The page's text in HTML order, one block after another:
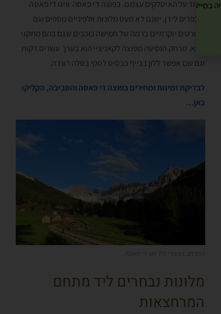
מאוד על האיטלקים עצמם. בפוצה די פאסה וויגו די פאסה
והכפרים לידן, ישנם לא מעט מלונות אלפיניים נוספים וגם
ריזורטים יוקרתיים ברמה של חמישה כוכבים שגם בהם מתקני
ספא. מרחק הנסיעה מפוצה לקאניציי הוא בערך עשרים דקות
וגם שם אפשר ללון בכייף כבסיס לסקי בסלה רונדה.
לבדיקת זמינות ומחירים בפוצה די פאסה והסביבה, הקליקו
כאן…
מלונות נבחרים ליד מתחם
המרחצאות
במייל שלך! »